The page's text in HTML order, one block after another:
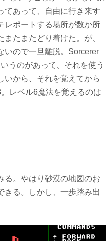
てあって、自由に行き来す
レポートする場所が数か所
たまたどり着けた。が、
いので一旦離脱。Sorcerer
うのがあって、それを使う
いから、それを覚えてから
レベル6魔法を覚えるのは
る。やはり砂漠の地図のお
きる。しかし、一歩踏み出